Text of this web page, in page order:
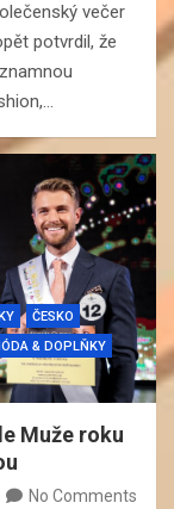
večer
potvrdil, že
ČESKO
& DOPLŇKY
Muže roku
No Comments